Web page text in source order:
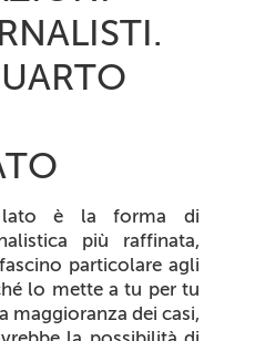
lato è la forma di
più raffinata,
particolare agli
lo mette a tu per tu
maggioranza dei casi,